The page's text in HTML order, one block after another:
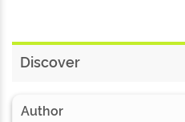
Discover
Author